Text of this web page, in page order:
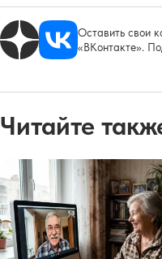
Оставить свои
«ВКонтакте».
Читайте